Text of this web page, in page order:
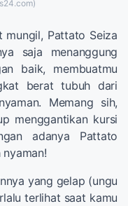
mungil, Pattato Seiza
saja menanggung
baik, membuatmu
berat tubuh dari
Memang sih,
menggantikan kursi
adanya Pattato
yang gelap (ungu
terlihat saat kamu